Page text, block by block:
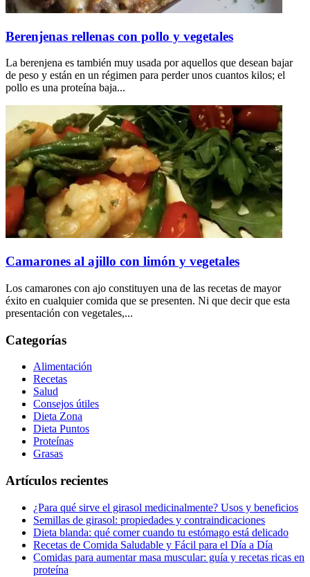
Berenjenas rellenas con pollo y vegetales
La berenjena es también muy usada por aquellos que desean bajar
de peso y están en un régimen para perder unos cuantos kilos; el
pollo es una proteína baja...
Camarones al ajillo con limón y vegetales
Los camarones con ajo constituyen una de las recetas de mayor
éxito en cualquier comida que se presenten. Ni que decir que esta
presentación con vegetales,...
Categorías
Alimentación
Recetas
Salud
Consejos útiles
Dieta Zona
Dieta Puntos
Proteínas
Grasas
Artículos recientes
¿Para qué sirve el girasol medicinalmente? Usos y beneficios
Semillas de girasol: propiedades y contraindicaciones
Dieta blanda: qué comer cuando tu estómago está delicado
Recetas de Comida Saludable y Fácil para el Día a Día
Comidas para aumentar masa muscular: guía y recetas ricas en
proteína